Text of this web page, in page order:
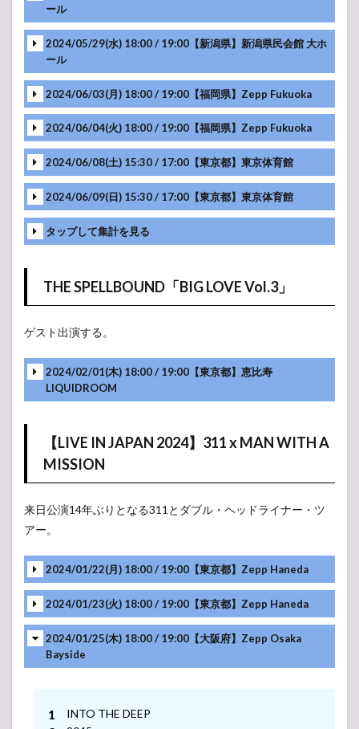
-アンコール-
-アンコール-
-アンコール-
-アンコール-
-アンコール-
-アンコール-
ール
MC
MC
MC
MC
MC
-アンコール-
2024/05/29(水) 18:00 / 19:00【新潟県】新潟県民会館 大ホ
ール
MC
MC
MC
MC
2024/06/03(月) 18:00 / 19:00【福岡県】Zepp Fukuoka
2024/06/04(火) 18:00 / 19:00【福岡県】Zepp Fukuoka
-アンコール-
2024/06/08(土) 15:30 / 17:00【東京都】東京体育館
MC
MC
-アンコール-
2024/06/09(日) 15:30 / 17:00【東京都】東京体育館
MC
MC
MC
MC
-アンコール-
タップして集計を見る
数
曲名
22
22 PANORAMA RADIO
22
22
22 DON’T LOSE YOURSELF
22 FLY AGAIN
babylon
TAKE ME HOME
THE SPELLBOUND「BIG LOVE Vol.3」
ゲスト出演する。
2024/02/01(木) 18:00 / 19:00【東京都】恵比寿
LIQUIDROOM
【LIVE IN JAPAN 2024】311 x MAN WITH A
MISSION
来日公演14年ぶりとなる311とダブル・ヘッドライナー・ツ
アー。
2024/01/22(月) 18:00 / 19:00【東京都】Zepp Haneda
2024/01/23(火) 18:00 / 19:00【東京都】Zepp Haneda
2024/01/25(木) 18:00 / 19:00【大阪府】Zepp Osaka
Bayside
INTO THE DEEP